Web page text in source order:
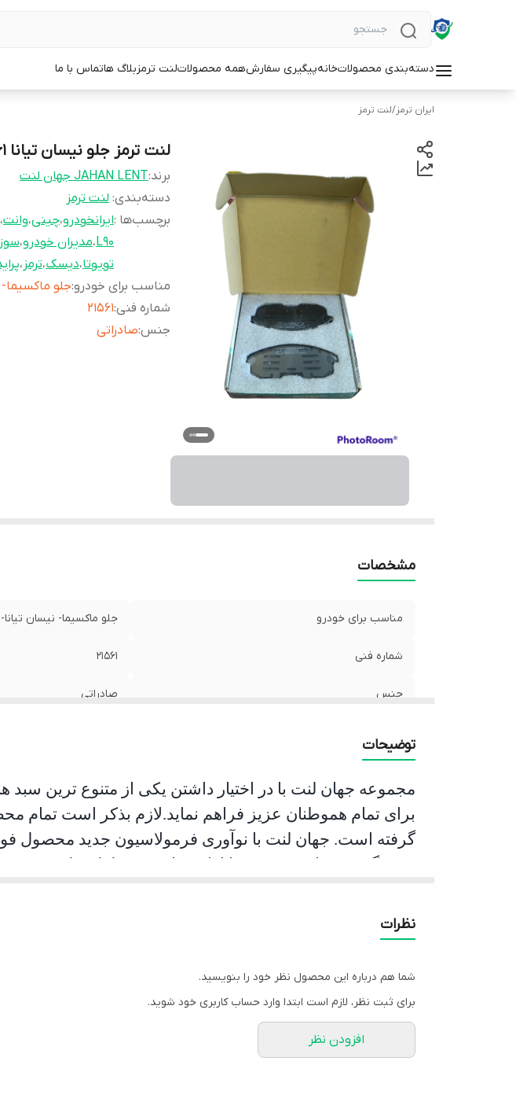
دسته‌بندی محصولاتخانهپیگیری سفارشهمه محصولاتلنت ترمزبلاگ هاتماس با ما
ایران ترمز/لنت ترمز
لنت ترمز جلو نیسان تیانا 21561 جهان لنت
برند:JAHAN LENT جهان لنت
دسته‌بندی: لنت ترمز
برچسب‌ها :ایرانخودرو،چینی،وانت،
L90،مدیران خودرو،
تویوتا،دیسک،ترمز ،
مناسب برای خودرو:جلو
شماره فنی:
21561
جنس:صادراتی
مشخصات
مناسب برای خودرو جلو ماکسیما- نیسان
شماره فنی 21561
جنس صادراتی
توضیحات
مجموعه جهان لنت با در اختیار داشتن یکی از متنوع ترین سبد
برای تمام هموطنان عزیز فراهم نماید.لازم بذکر است تمام
گرفته است. جهان لنت با نوآوری فرمولاسیون جدید محصول
جشمگیر و رضایت بخشی را ارائه نماید. محصلول تولید
اقدام به ترمز گیری می نماید.
نظرات
شما هم درباره این محصول نظر خود را بنویسید.
برای ثبت نظر، لازم است ابتدا وارد حساب کاربری خود شوید.
افزودن نظر